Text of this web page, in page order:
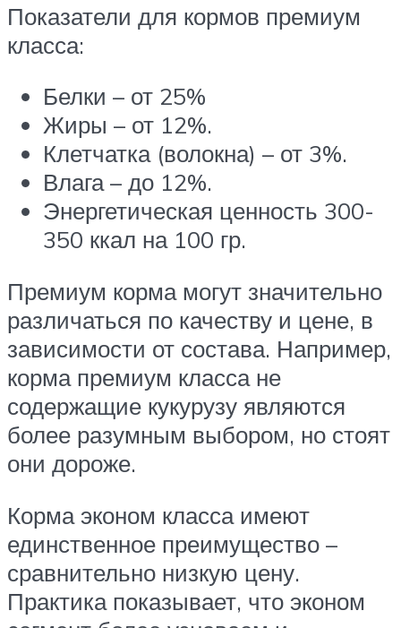
Показатели для кормов премиум
класса:
Белки – от 25%
Жиры – от 12%.
Клетчатка (волокна) – от 3%.
Влага – до 12%.
Энергетическая ценность 300-
350 ккал на 100 гр.
Премиум корма могут значительно
различаться по качеству и цене, в
зависимости от состава. Например,
корма премиум класса не
содержащие кукурузу являются
более разумным выбором, но стоят
они дороже.
Корма эконом класса имеют
единственное преимущество –
сравнительно низкую цену.
Практика показывает, что эконом